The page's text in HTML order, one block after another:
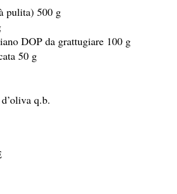
pulita) 500 g
DOP da grattugiare 100 g
50 g
q.b.